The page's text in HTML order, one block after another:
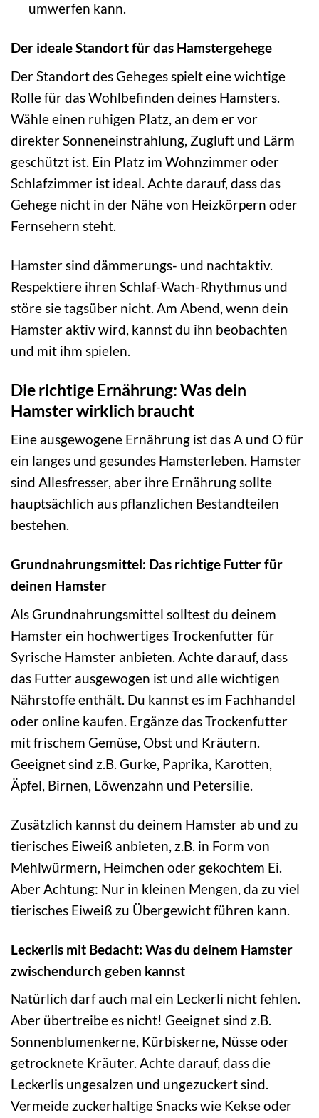
umwerfen kann.
Der ideale Standort für das Hamstergehege
Der Standort des Geheges spielt eine wichtige
Rolle für das Wohlbefinden deines Hamsters.
Wähle einen ruhigen Platz, an dem er vor
direkter Sonneneinstrahlung, Zugluft und Lärm
geschützt ist. Ein Platz im Wohnzimmer oder
Schlafzimmer ist ideal. Achte darauf, dass das
Gehege nicht in der Nähe von Heizkörpern oder
Fernsehern steht.
Hamster sind dämmerungs- und nachtaktiv.
Respektiere ihren Schlaf-Wach-Rhythmus und
störe sie tagsüber nicht. Am Abend, wenn dein
Hamster aktiv wird, kannst du ihn beobachten
und mit ihm spielen.
Die richtige Ernährung: Was dein
Hamster wirklich braucht
Eine ausgewogene Ernährung ist das A und O für
ein langes und gesundes Hamsterleben. Hamster
sind Allesfresser, aber ihre Ernährung sollte
hauptsächlich aus pflanzlichen Bestandteilen
bestehen.
Grundnahrungsmittel: Das richtige Futter für
deinen Hamster
Als Grundnahrungsmittel solltest du deinem
Hamster ein hochwertiges Trockenfutter für
Syrische Hamster anbieten. Achte darauf, dass
das Futter ausgewogen ist und alle wichtigen
Nährstoffe enthält. Du kannst es im Fachhandel
oder online kaufen. Ergänze das Trockenfutter
mit frischem Gemüse, Obst und Kräutern.
Geeignet sind z.B. Gurke, Paprika, Karotten,
Äpfel, Birnen, Löwenzahn und Petersilie.
Zusätzlich kannst du deinem Hamster ab und zu
tierisches Eiweiß anbieten, z.B. in Form von
Mehlwürmern, Heimchen oder gekochtem Ei.
Aber Achtung: Nur in kleinen Mengen, da zu viel
tierisches Eiweiß zu Übergewicht führen kann.
Leckerlis mit Bedacht: Was du deinem Hamster
zwischendurch geben kannst
Natürlich darf auch mal ein Leckerli nicht fehlen.
Aber übertreibe es nicht! Geeignet sind z.B.
Sonnenblumenkerne, Kürbiskerne, Nüsse oder
getrocknete Kräuter. Achte darauf, dass die
Leckerlis ungesalzen und ungezuckert sind.
Vermeide zuckerhaltige Snacks wie Kekse oder